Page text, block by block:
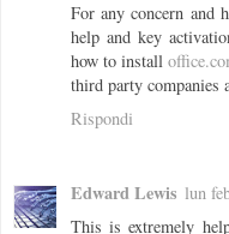
For any concern and
help and key
how to install
third party companies
Rispondi
Edward Lewis lun
This is extremely